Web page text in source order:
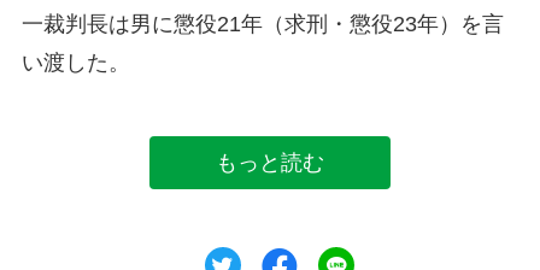
一裁判長は男に懲役21年（求刑・懲役23年）を言
い渡した。
もっと読む
ツイートシェア